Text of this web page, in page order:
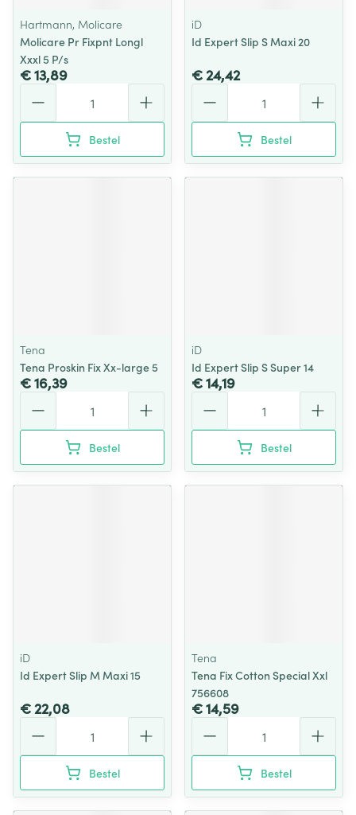
Hartmann, Molicare
Molicare Pr Fixpnt Longl
Xxxl 5 P/s
€ 13,89
Bestel
iD
Id Expert Slip S Maxi 20
€ 24,42
Bestel
Tena
Tena Proskin Fix Xx-large 5
€ 16,39
Bestel
iD
Id Expert Slip S Super 14
€ 14,19
Bestel
iD
Id Expert Slip M Maxi 15
€ 22,08
Bestel
Tena
Tena Fix Cotton Special Xxl
756608
€ 14,59
Bestel